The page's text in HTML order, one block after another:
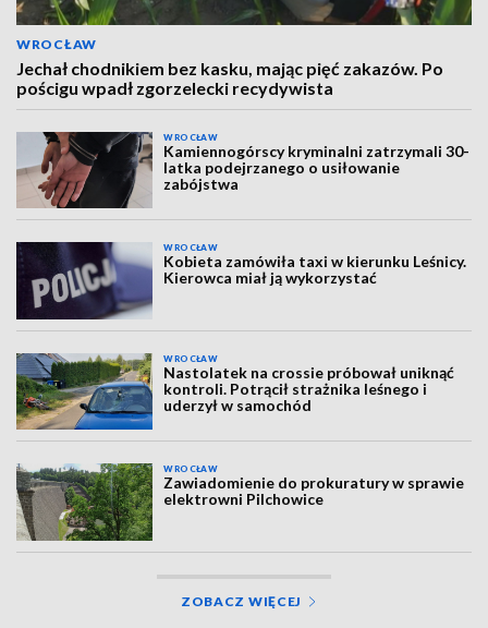
WROCŁAW
Jechał chodnikiem bez kasku, mając pięć zakazów. Po
pościgu wpadł zgorzelecki recydywista
WROCŁAW
Kamiennogórscy kryminalni zatrzymali 30-
latka podejrzanego o usiłowanie
zabójstwa
WROCŁAW
Kobieta zamówiła taxi w kierunku Leśnicy.
Kierowca miał ją wykorzystać
WROCŁAW
Nastolatek na crossie próbował uniknąć
kontroli. Potrącił strażnika leśnego i
uderzył w samochód
WROCŁAW
Zawiadomienie do prokuratury w sprawie
elektrowni Pilchowice
ZOBACZ WIĘCEJ